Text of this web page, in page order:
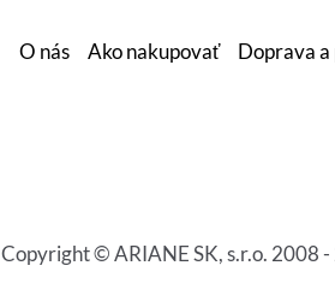
O nás Ako nakupovať Doprava
Copyright © ARIANE SK, s.r.o. 2008